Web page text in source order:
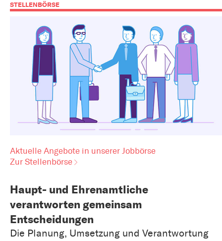
STELLENBÖRSE
Aktuelle Angebote in unserer Jobbörse
Zur Stellenbörse
Haupt- und Ehrenamtliche
verantworten gemeinsam
Entscheidungen
Die Planung, Umsetzung und Verantwortung